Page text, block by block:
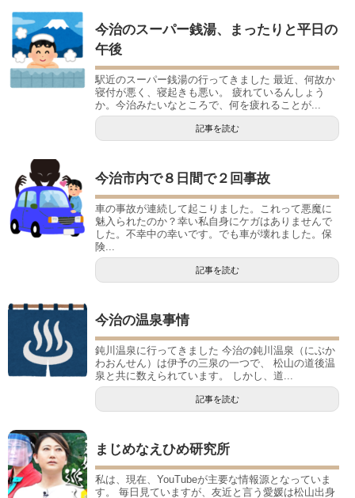
今治のスーパー銭湯、まったりと平日の
午後
駅近のスーパー銭湯の行ってきました 最近、何故か
寝付が悪く、寝起きも悪い。 疲れているんしょう
か。今治みたいなところで、何を疲れることが...
記事を読む
今治市内で８日間で２回事故
車の事故が連続して起こりました。これって悪魔に
魅入られたのか？幸い私自身にケガはありませんで
した。不幸中の幸いです。でも車が壊れました。保
険...
記事を読む
今治の温泉事情
鈍川温泉に行ってきました 今治の鈍川温泉（にぶか
わおんせん）は伊予の三泉の一つで、 松山の道後温
泉と共に数えられています。 しかし、道...
記事を読む
まじめなえひめ研究所
私は、現在、YouTubeが主要な情報源となっていま
す。 毎日見ていますが、友近と言う愛媛は松山出身